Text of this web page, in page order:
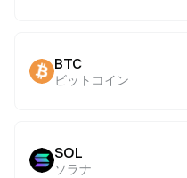
BTC
ビットコイン
SOL
ソラナ